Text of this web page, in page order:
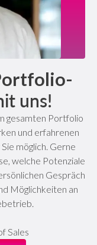
uns!
gesamten Portfolio
und erfahrenen
möglich. Gerne
welche Potenziale
Gespräch
Möglichkeiten an
Sales